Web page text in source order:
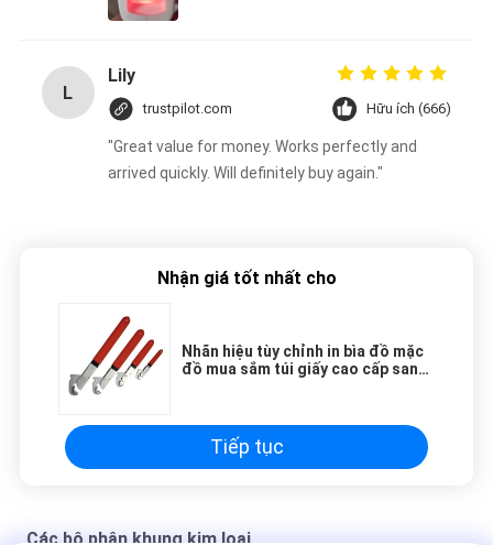
L
Lily
trustpilot.com Hữu ích (666)
"Great value for money. Works perfectly and
arrived quickly. Will definitely buy again."
Nhận giá tốt nhất cho
Nhãn hiệu tùy chỉnh in bìa đồ mặc
đồ mua sắm túi giấy cao cấp sang
Tiếp tục
Các bộ phận khung kim loại